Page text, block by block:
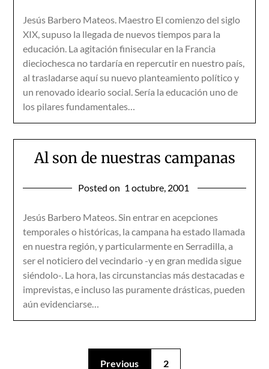
Jesús Barbero Mateos. Maestro El comienzo del siglo
XIX, supuso la llegada de nuevos tiempos para la
educación. La agitación finisecular en la Francia
dieciochesca no tardaría en repercutir en nuestro país,
al trasladarse aquí su nuevo planteamiento político y
un renovado ideario social. Sería la educación uno de
los pilares fundamentales…
Al son de nuestras campanas
Posted on 1 octubre, 2001
Jesús Barbero Mateos. Sin entrar en acepciones
temporales o históricas, la campana ha estado llamada
en nuestra región, y particularmente en Serradilla, a
ser el noticiero del vecindario -y en gran medida sigue
siéndolo-. La hora, las circunstancias más destacadas e
imprevistas, e incluso las puramente drásticas, pueden
aún evidenciarse…
Previous 2